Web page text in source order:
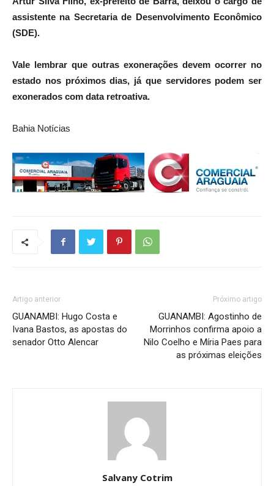
assistente na Secretaria de Desenvolvimento Econômico
(SDE).
Vale lembrar que outras exonerações devem ocorrer no
estado nos próximos dias, já que servidores podem ser
exonerados com data retroativa.
Bahia Notícias
Artigo anterior
GUANAMBI: Hugo Costa e
Ivana Bastos, as apostas do
senador Otto Alencar
Próximo artigo
GUANAMBI: Agostinho de
Morrinhos confirma apoio a
Nilo Coelho e Míria Paes para
as próximas eleições
Salvany Cotrim